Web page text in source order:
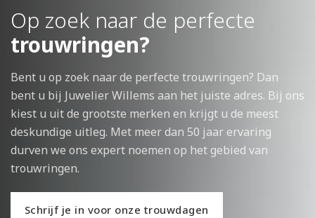
Op zoek naar de perfecte
trouwringen?
Bent u op zoek naar de perfecte trouwringen? Dan
bent u bij Juwelier Willems aan het juiste adres. Bij ons
kiest u uit de grootste merken en krijgt u de meest
deskundige uitleg. Met meer dan 50 jaar ervaring
durven we ons expert noemen op het gebied van
trouwringen.
Schrijf je in voor onze trouwdagen